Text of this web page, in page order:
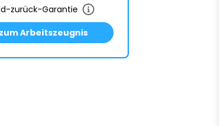
zurück-Garantie
zum Arbeitszeugnis